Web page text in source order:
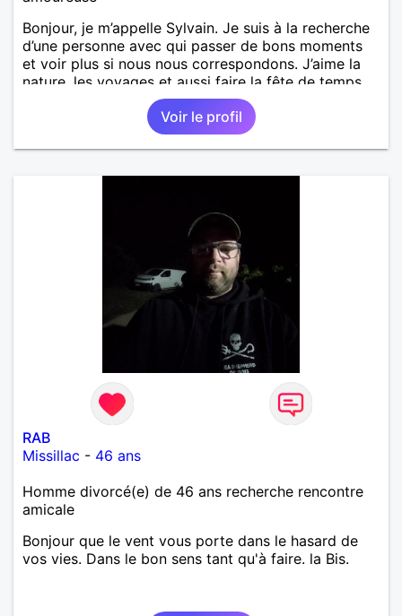
Bonjour, je m’appelle Sylvain. Je suis à la recherche
d’une personne avec qui passer de bons moments
et voir plus si nous nous correspondons. J’aime la
nature, les voyages et aussi faire la fête de temps
en temps ;-)Je suis papa d’un petit garçon de 7 ans
dont je m’occupe en garde alternée. J’aime à peu
près tous les styles de musique. (Oui je suis pas
trop fan de Jul). Je fais du sport pour garder la
Voir le profil
RAB
Missillac - 46 ans
Homme divorcé(e) de 46 ans recherche rencontre
amicale
Bonjour que le vent vous porte dans le hasard de
vos vies. Dans le bon sens tant qu'à faire. la Bis.